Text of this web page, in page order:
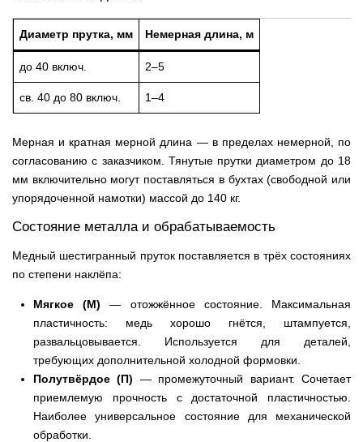
Диаметр прутка, мм Немерная длина, м
до 40 включ. 2–5
св. 40 до 80 включ. 1–4
Мерная и кратная мерной длина — в пределах немерной, по
согласованию с заказчиком. Тянутые прутки диаметром до 18
мм включительно могут поставляться в бухтах (свободной или
упорядоченной намотки) массой до 140 кг.
Состояние металла и обрабатываемость
Медный шестигранный пруток поставляется в трёх состояниях
по степени наклёпа:
Мягкое (М) — отожжённое состояние. Максимальная
пластичность: медь хорошо гнётся, штампуется,
развальцовывается. Используется для деталей,
требующих дополнительной холодной формовки.
Полутвёрдое (П) — промежуточный вариант. Сочетает
приемлемую прочность с достаточной пластичностью.
Наиболее универсальное состояние для механической
обработки.